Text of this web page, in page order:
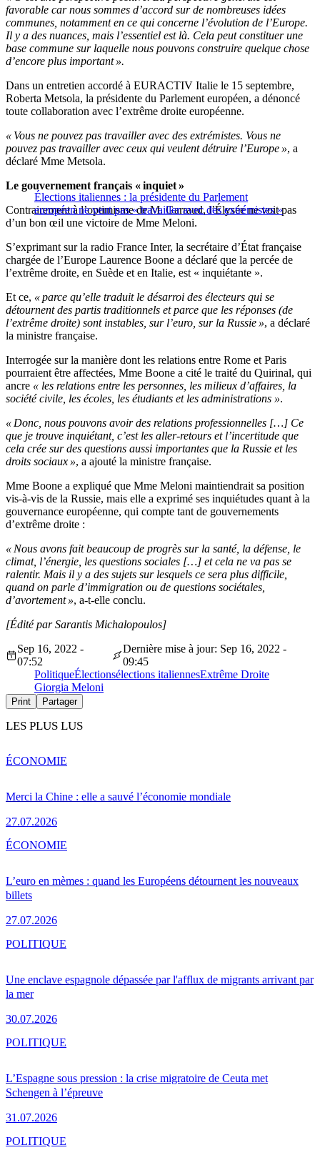
favorable car nous sommes d’accord sur de nombreuses idées
communes, notamment en ce qui concerne l’évolution de l’Europe.
Il y a des nuances, mais l’essentiel est là. Cela peut constituer une
base commune sur laquelle nous pouvons construire quelque chose
d’encore plus important».
Dans un entretien accordé à EURACTIV Italie le 15 septembre,
Roberta Metsola, la présidente du Parlement européen, a dénoncé
toute collaboration avec l’extrême droite européenne.
« Vous ne pouvez pas travailler avec des extrémistes. Vous ne
pouvez pas travailler avec ceux qui veulent détruire l’Europe », a
déclaré Mme Metsola.
Élections italiennes : la présidente du Parlement
européen ne veut pas « travailler avec des extrémistes »
Le gouvernement français «inquiet»
Contrairement àl’optimisme deM.Garraud,l’Élysée ne voit pas
d’un bon œil une victoire de Mme Meloni.
S’exprimant sur la radio France Inter, la secrétaire d’État française
chargée de l’Europe Laurence Boone a déclaré que la percée de
l’extrême droite, en Suède et en Italie, est « inquiétante ».
Et ce, «parce qu’elle traduit le désarroi des électeurs qui se
détournent des partis traditionnels et parce que les réponses (de
l’extrême droite) sont instables, sur l’euro, sur la Russie », a déclaré
la ministre française.
Interrogée sur la manière dont les relations entre Rome et Paris
pourraient être affectées, Mme Boone a cité le traité du Quirinal, qui
ancre « les relations entre les personnes, les milieux d’affaires, la
société civile, les écoles, les étudiants et les administrations ».
« Donc, nous pouvons avoir des relations professionnelles […] Ce
que je trouve inquiétant, c’est les aller-retours et l’incertitude que
cela crée sur des questions aussi importantes que la Russie et les
droits sociaux », a ajouté la ministre française.
Mme Boone a expliqué que Mme Meloni maintiendrait sa position
vis-à-vis de la Russie, mais elle a exprimé ses inquiétudes quant à la
gouvernance européenne, qui compte tant de gouvernements
d’extrême droite :
« Nous avons fait beaucoup de progrès sur la santé, la défense, le
climat, l’énergie, les questions sociales […] et cela ne va pas se
ralentir. Mais il y a des sujets sur lesquels ce sera plus difficile,
quand on parle d’immigration ou de questions sociétales,
d’avortement», a-t-elle conclu.
[Édité par Sarantis Michalopoulos]
Sep 16, 2022 -
07:52
Dernière mise à jour: Sep 16, 2022 -
09:45
PolitiqueÉlectionsélections italiennesExtrême Droite
Giorgia Meloni
Print Partager
LES PLUS LUS
Merci la Chine : elle a sauvé l’économie mondiale
27.07.2026
ÉCONOMIE
L’euro en mèmes : quand les Européens détournent les nouveaux
billets
27.07.2026
ÉCONOMIE
Une enclave espagnole dépassée par l'afflux de migrants arrivant par
la mer
30.07.2026
POLITIQUE
L’Espagne sous pression : la crise migratoire de Ceuta met
Schengen à l’épreuve
31.07.2026
POLITIQUE
POLITIQUE